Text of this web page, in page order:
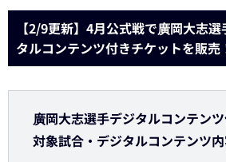
【2/9更新】4月公式戦で廣岡大志
タルコンテンツ付きチケットを販売
廣岡大志選手デジタルコンテン
対象試合・デジタルコンテンツ